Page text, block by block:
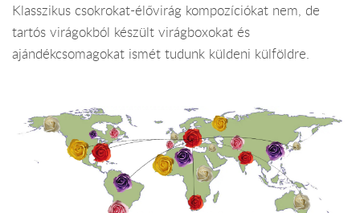
Klasszikus csokrokat-élővirág kompozíciókat nem, de
tartós virágokból készült virágboxokat és
ajándékcsomagokat ismét tudunk küldeni külföldre.